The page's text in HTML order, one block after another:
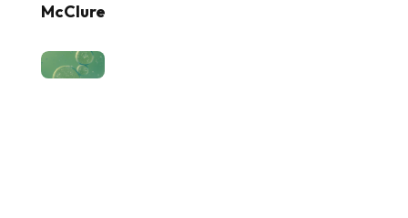
McClure